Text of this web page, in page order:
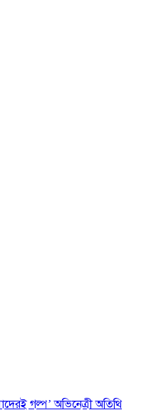
গল্প’ অভিনেত্রী অতিথি